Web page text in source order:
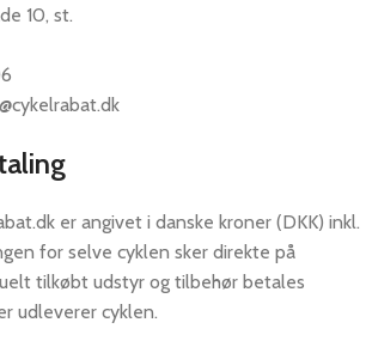
10, st.
er angivet i danske kroner (DKK) inkl.
for selve cyklen sker direkte på
tilkøbt udstyr og tilbehør betales
udleverer cyklen.